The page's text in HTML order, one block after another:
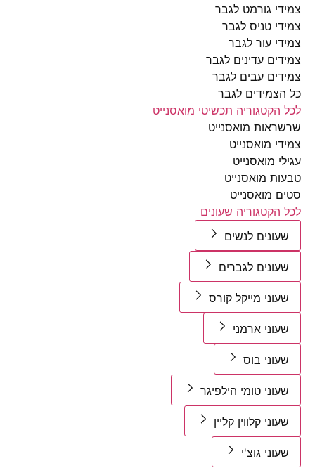
גורמט לגבר
טניס לגבר
עור לגבר
עדינים לגבר
עבים לגבר
לגבר
תכשיטי מואסנייט
מואסנייט
מואסנייט
מואסנייט
מואסנייט
מואסנייט
שעונים
לנשים
לגברים
מייקל קורס
ארמני
בוס
טומי הילפיגר
קלווין קליין
גוצ'י